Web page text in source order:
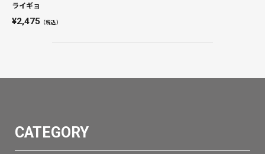
ライギョ
2,475 （税込）
CATEGORY